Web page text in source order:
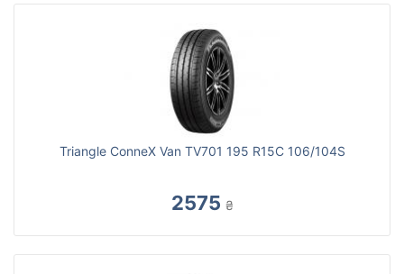
Triangle ConneX Van TV701 195 R15C 106/104S
2575 ₴